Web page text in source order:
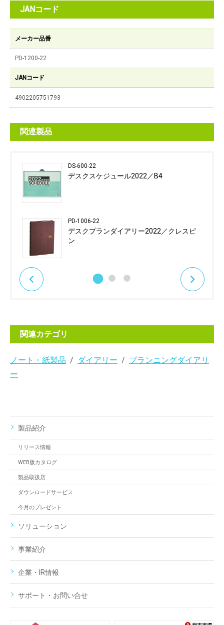
JANコード
メーカー品番
PD-1200-22
JANコード
4902205751793
関連製品
DS-600-22
デスクスケジュール2022／B4
PD-1006-22
デスクプランダイアリー2022／クレスピ
ン
関連カテゴリ
ノート・紙製品 ダイアリー
プランニングダイアリ
ー
製品紹介
リリース情報
WEB版カタログ
製品取扱店
ダウンロードサービス
今月のプレゼント
ソリューション
事業紹介
企業・IR情報
サポート・お問い合せ